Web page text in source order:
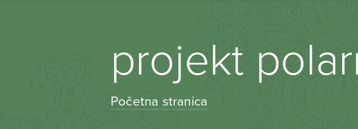
projekt
Početna stranica